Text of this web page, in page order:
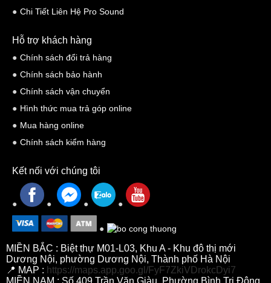
Chi Tiết Liên Hệ Pro Sound
Hỗ trợ khách hàng
Chính sách đổi trả hàng
Chính sách bảo hành
Chính sách vận chuyển
Hình thức mua trả góp online
Mua hàng online
Chính sách kiểm hàng
Kết nối với chúng tôi
MIỀN BẮC : Biệt thự M01-L03, Khu A - Khu đô thị mới
Dương Nội, phường Dương Nội, Thành phố Hà Nội
📍 MAP : https://maps.app.goo.gl/FyF7ZkiVDrokcDyi7
MIỀN NAM : Số 409 Trần Văn Giàu, Phường Bình Trị Đông